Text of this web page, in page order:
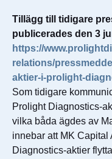
Tillägg till tidigare
publicerades den 3
https://
relations/
aktier-i-prolight-
Som tidigare
Prolight Diagnostics-
vilka båda ägdes av
innebar att MK
Diagnostics-aktier